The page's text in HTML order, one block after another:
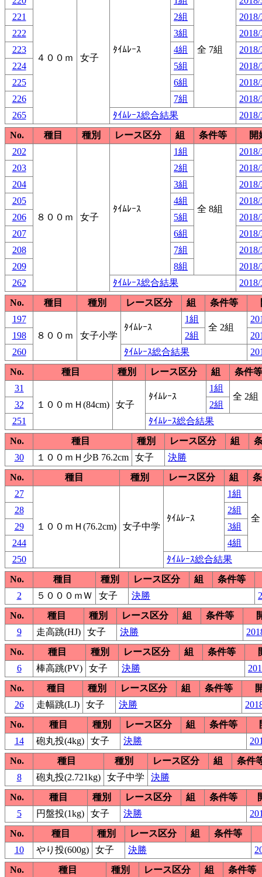
４００ｍ 女子
ﾀｲﾑﾚｰｽ 全 7組
221
2組
222
3組
223
4組
224
5組
225
6組
226
7組
265
ﾀｲﾑﾚｰｽ総合結果
No.
種目 種別 レース区分 組 条件等
開
202
８００ｍ 女子
ﾀｲﾑﾚｰｽ
1組
全 8組
203
2組
204
3組
205
4組
206
5組
207
6組
208
7組
209
8組
262
ﾀｲﾑﾚｰｽ総合結果
No.
種目 種別 レース区分 組 条件等
197
８００ｍ
女子小学
ﾀｲﾑﾚｰｽ
1組
全 2組
198
2組
260
ﾀｲﾑﾚｰｽ総合結果
No.
種目 種別 レース区分 組
条件等
31
１００ｍＨ(84cm)
女子
ﾀｲﾑﾚｰｽ
1組
全 2組
32
2組
251
ﾀｲﾑﾚｰｽ総合結果
No.
種目 種別 レース区分 組
30
１００ｍＨ少B 76.2cm 女子
決勝
No.
種目 種別 レース区分 組
27
１００ｍＨ(76.2cm) 女子中学
ﾀｲﾑﾚｰｽ
1組
全
28
2組
29
3組
244
4組
250
ﾀｲﾑﾚｰｽ総合結果
No.
種目 種別 レース区分 組
条件等
2
５０００ｍＷ 女子 決勝
No.
種目 種別 レース区分 組 条件等
9
走高跳(HJ) 女子 決勝
No.
種目 種別 レース区分 組 条件等
6
棒高跳(PV) 女子 決勝
No.
種目 種別 レース区分 組 条件等
26
走幅跳(LJ) 女子 決勝
No.
種目 種別 レース区分 組 条件等
14
砲丸投(4kg) 女子 決勝
No.
種目 種別 レース区分 組
条件
8
砲丸投(2.721kg) 女子中学
決勝
No.
種目 種別 レース区分 組 条件等
5
円盤投(1kg) 女子 決勝
No.
種目 種別 レース区分 組
条件等
10
やり投(600g) 女子 決勝
No.
種目 種別 レース区分 組
条件等